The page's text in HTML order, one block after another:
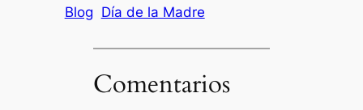
Blog Día de la Madre
Comentarios